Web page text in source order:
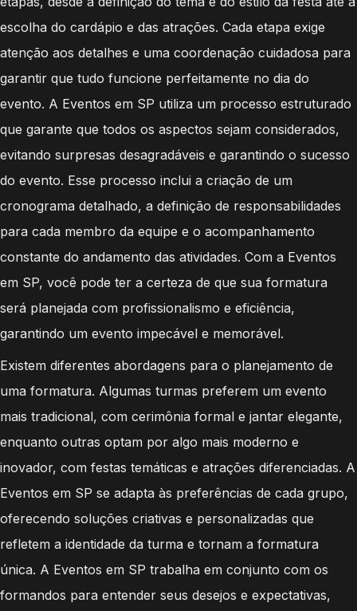
escolha do cardápio e das atrações. Cada etapa exige
atenção aos detalhes e uma coordenação cuidadosa para
garantir que tudo funcione perfeitamente no dia do
evento. A Eventos em SP utiliza um processo estruturado
que garante que todos os aspectos sejam considerados,
evitando surpresas desagradáveis e garantindo o sucesso
do evento. Esse processo inclui a criação de um
cronograma detalhado, a definição de responsabilidades
para cada membro da equipe e o acompanhamento
constante do andamento das atividades. Com a Eventos
em SP, você pode ter a certeza de que sua formatura
será planejada com profissionalismo e eficiência,
garantindo um evento impecável e memorável.
Existem diferentes abordagens para o planejamento de
uma formatura. Algumas turmas preferem um evento
mais tradicional, com cerimônia formal e jantar elegante,
enquanto outras optam por algo mais moderno e
inovador, com festas temáticas e atrações diferenciadas. A
Eventos em SP se adapta às preferências de cada grupo,
oferecendo soluções criativas e personalizadas que
refletem a identidade da turma e tornam a formatura
única. A Eventos em SP trabalha em conjunto com os
formandos para entender seus desejos e expectativas,